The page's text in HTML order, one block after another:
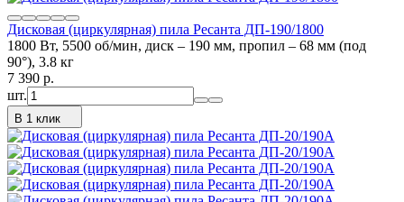
Дисковая (циркулярная) пила Ресанта ДП-190/1800
1800 Вт, 5500 об/мин, диск – 190 мм, пропил – 68 мм (под
90°), 3.8 кг
7 390 p.
шт.
В 1 клик